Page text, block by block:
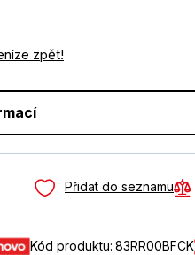
zpět!
Přidat do seznamu
Kód produktu: 83RR00BFCK